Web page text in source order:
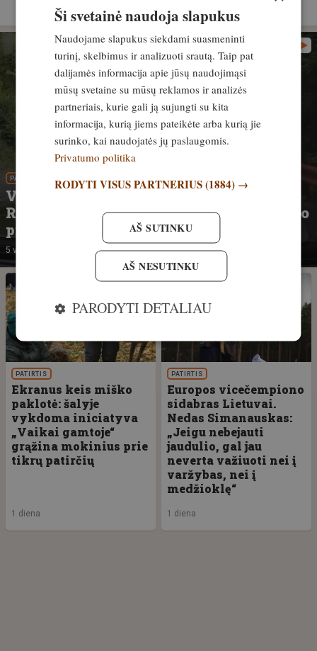
PATIRTIS
VIDEO. Vos nesibaigė tragedija.
Rumunijoje lokys nepastebimai prisėlino
prie į telefoną įnikusio turisto
5 valandos
PATIRTIS
Ekranus keis miško
paklotė: šalyje
vykdoma iniciatyva
„Vaikai gamtoje“
grąžina mokinius prie
tikrų patirčių
1 diena
PATIRTIS
Europos vicečempiono
sidabras Lietuvai.
Nedas Simanauskas:
„Jeigu nebejauti
jaudulio, gal jau
neverta važiuoti nei į
varžybas, nei į
medžioklę“
1 diena
Ši svetainė naudoja slapukus
Naudojame slapukus siekdami suasmeninti
turinį, skelbimus ir analizuoti srautą. Taip pat
dalijamės informacija apie jūsų naudojimąsi
mūsų svetaine su mūsų reklamos ir analizės
partneriais, kurie gali ją sujungti su kita
informacija, kurią jiems pateikėte arba kurią jie
surinko, kai naudojatės jų paslaugomis.
Privatumo politika
RODYTI VISUS PARTNERIUS(1884) →
AŠ SUTINKU
AŠ NESUTINKU
PARODYTI DETALIAU